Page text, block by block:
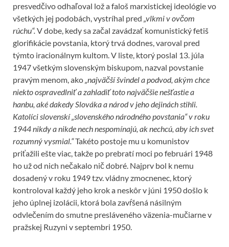
presvedčivo odhaľoval lož a faloš marxistickej ideológie vo
všetkých jej podobách, vystríhal pred „vlkmi v ovčom
rúchu“. V dobe, kedy sa začal zavádzať komunistický fetiš
glorifikácie povstania, ktorý trvá dodnes, varoval pred
týmto iracionálnym kultom. V liste, ktorý poslal 13. júla
1947 všetkým slovenským biskupom, nazval povstanie
pravým menom, ako „najväčší švindel a podvod, akým chce
niekto ospravedlniť a zahladiť toto najväčšie nešťastie a
hanbu, aké dakedy Slováka a národ v jeho dejinách stihli.
Katolíci slovenskí „slovenského národného povstania“ v roku
1944 nikdy a nikde nech nespomínajú, ak nechcú, aby ich svet
rozumný vysmial.“Takéto postoje mu u komunistov
priťažili ešte viac, takže po prebratí moci po februári 1948
ho už od nich nečakalo nič dobré. Najprv bol k nemu
dosadený v roku 1949 tzv. vládny zmocnenec, ktorý
kontroloval každý jeho krok a neskôr v júni 1950 došlo k
jeho úplnej izolácii, ktorá bola zavŕšená násilným
odvlečením do smutne presláveného väzenia-mučiarne v
pražskej Ruzyni v septembri 1950.